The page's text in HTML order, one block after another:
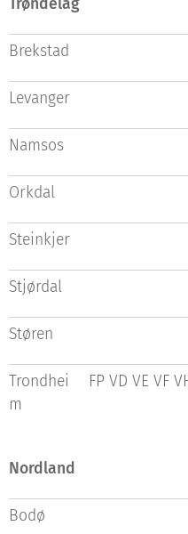
Trøndelag
Brekstad
Levanger
Namsos
Orkdal
Steinkjer
Stjørdal
Støren
Trondhei
m
FP VD VE VF
Nordland
Bodø